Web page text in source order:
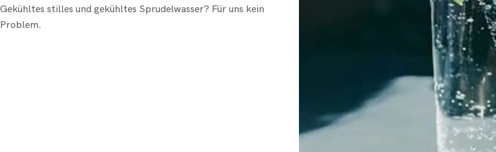
Gekühltes stilles und gekühltes Sprudelwasser? Für uns kein
Problem.